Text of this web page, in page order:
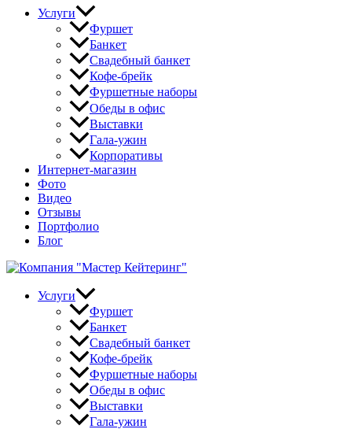
Услуги
Фуршет
Банкет
Свадебный банкет
Кофе-брейк
Фуршетные наборы
Обеды в офис
Выставки
Гала-ужин
Корпоративы
Интернет-магазин
Фото
Видео
Отзывы
Портфолио
Блог
Услуги
Фуршет
Банкет
Свадебный банкет
Кофе-брейк
Фуршетные наборы
Обеды в офис
Выставки
Гала-ужин